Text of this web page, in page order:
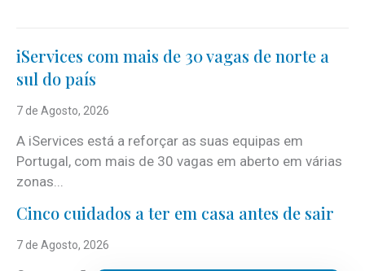
iServices com mais de 30 vagas de norte a
sul do país
7 de Agosto, 2026
A iServices está a reforçar as suas equipas em
Portugal, com mais de 30 vagas em aberto em várias
zonas...
Cinco cuidados a ter em casa antes de sair
7 de Agosto, 2026